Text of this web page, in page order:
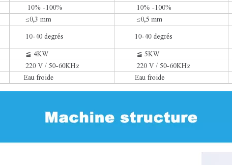
10% -100% 10% -100%
≤0,3 mm ≤0,5 mm
10-40 degrés 10-40 degrés
≦ 4KW ≦ 5KW
220 V / 50-60KHz 220 V / 50-60KHz
Eau froide Eau froide